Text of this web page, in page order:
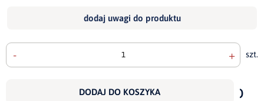
dodaj uwagi do produktu
- + szt.
DODAJ DO KOSZYKA
do